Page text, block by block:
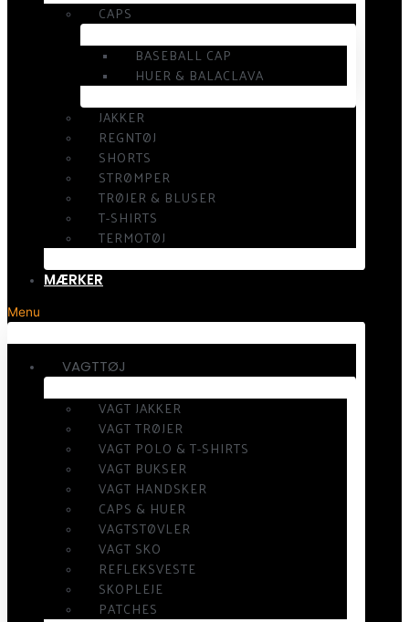
CAPS
BASEBALL CAP
HUER & BALACLAVA
JAKKER
REGNTØJ
SHORTS
STRØMPER
TRØJER & BLUSER
T-SHIRTS
TERMOTØJ
MÆRKER
Menu
VAGTTØJ
VAGT JAKKER
VAGT TRØJER
VAGT POLO & T-SHIRTS
VAGT BUKSER
VAGT HANDSKER
CAPS & HUER
VAGTSTØVLER
VAGT SKO
REFLEKSVESTE
SKOPLEJE
PATCHES